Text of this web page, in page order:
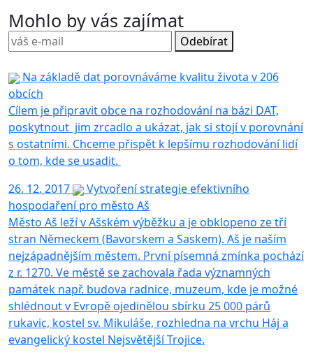
Mohlo by vás zajímat
Odebírat
Na základě dat porovnáváme kvalitu života v 206
obcích
Cílem je připravit obce na rozhodování na bázi DAT,
poskytnout jim zrcadlo a ukázat, jak si stojí v porovnání
s ostatními. Chceme přispět k lepšímu rozhodování lidí
o tom, kde se usadit.
26. 12. 2017
Vytvoření strategie efektivního
hospodaření pro město Aš
Město Aš leží v Ašském výběžku a je obklopeno ze tří
stran Německem (Bavorskem a Saskem). Aš je naším
nejzápadnějším městem. První písemná zmínka pochází
z r. 1270. Ve městě se zachovala řada významných
památek např. budova radnice, muzeum, kde je možné
shlédnout v Evropě ojedinělou sbírku 25 000 párů
rukavic, kostel sv. Mikuláše, rozhledna na vrchu Háj a
evangelický kostel Nejsvětější Trojice.